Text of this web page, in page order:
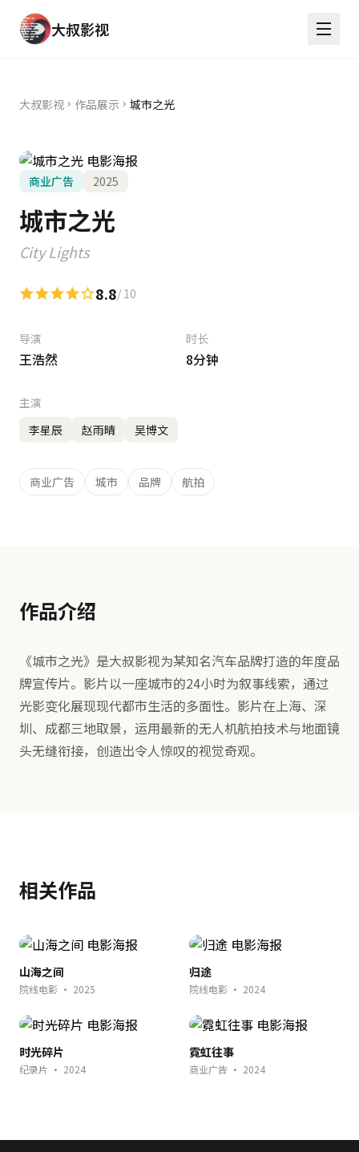
大叔影视
大叔影视 作品展示 城市之光
商业广告 2025
城市之光
City Lights
8.8/ 10
导演
王浩然
时长
8分钟
主演
李星辰
赵雨晴 吴博文
商业广告 城市 品牌 航拍
作品介绍
《城市之光》是大叔影视为某知名汽车品牌打造的年度品
牌宣传片。影片以一座城市的24小时为叙事线索，通过
光影变化展现现代都市生活的多面性。影片在上海、深
圳、成都三地取景，运用最新的无人机航拍技术与地面镜
头无缝衔接，创造出令人惊叹的视觉奇观。
相关作品
山海之间
院线电影 · 2025
归途
院线电影 · 2024
时光碎片
纪录片 · 2024
霓虹往事
商业广告 · 2024